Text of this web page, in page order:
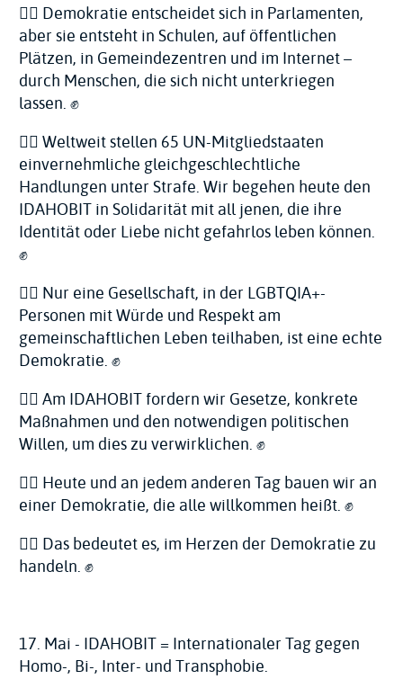
🏳️‍🌈 Demokratie entscheidet sich in Parlamenten,
aber sie entsteht in Schulen, auf öffentlichen
Plätzen, in Gemeindezentren und im Internet –
durch Menschen, die sich nicht unterkriegen
lassen. ✊
🏳️‍🌈 Weltweit stellen 65 UN-Mitgliedstaaten
einvernehmliche gleichgeschlechtliche
Handlungen unter Strafe. Wir begehen heute den
IDAHOBIT in Solidarität mit all jenen, die ihre
Identität oder Liebe nicht gefahrlos leben können.
✊
🏳️‍🌈 Nur eine Gesellschaft, in der LGBTQIA+-
Personen mit Würde und Respekt am
gemeinschaftlichen Leben teilhaben, ist eine echte
Demokratie. ✊
🏳️‍🌈 Am IDAHOBIT fordern wir Gesetze, konkrete
Maßnahmen und den notwendigen politischen
Willen, um dies zu verwirklichen. ✊
🏳️‍🌈 Heute und an jedem anderen Tag bauen wir an
einer Demokratie, die alle willkommen heißt. ✊
🏳️‍🌈 Das bedeutet es, im Herzen der Demokratie zu
handeln. ✊
17. Mai - IDAHOBIT = Internationaler Tag gegen
Homo-, Bi-, Inter- und Transphobie.